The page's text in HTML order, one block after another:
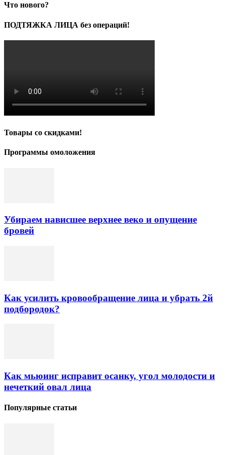
Что нового?
ПОДТЯЖКА ЛИЦА без операций!
Товары со скидками!
Программы омоложения
Убираем нависшее верхнее веко и опущение
бровей
Как усилить кровообращение лица и убрать 2й
подбородок?
Как мьюинг исправит осанку, угол молодости и
нечеткий овал лица
Популярные статьи